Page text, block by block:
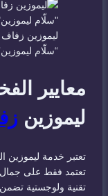
ليموزين زفاف
“سلّام
معايير
ليموزين
تعتبر خدمة
تعتمد فقط على جمال
تقنية ولوجستية